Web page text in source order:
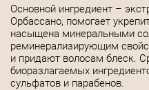
Основной ингредиент –
Орбассано, помогает
насыщена минеральными
реминерализирующим
и придают волосам блеск.
биоразлагаемых
сульфатов и парабенов.